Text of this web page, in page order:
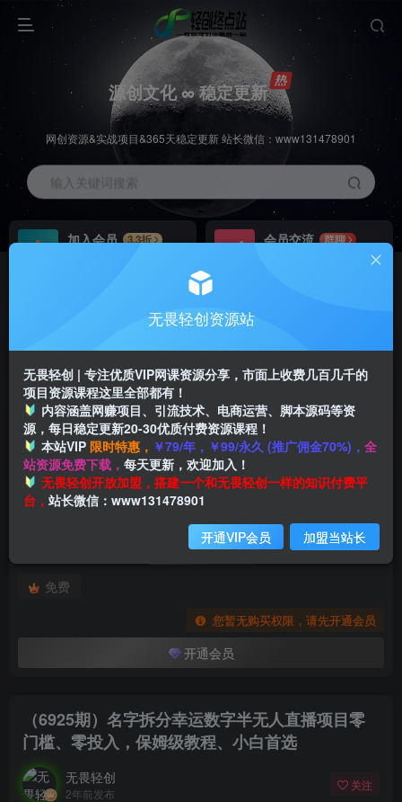
源创文化 ∞ 稳定更新
网创资源&实战项目&365天稳定更新 站长微信：www131478901
输入关键词搜索
加入会员
3.3折
会员交流
群聊
推广返佣高达70%
首页 创业课程 会员专属 正文
此内容为付费阅读，请付费后查看
会员专属资源
免费
您暂无购买权限，请先开通会员
开通会员
付费阅读
（6925期）名字拆分幸运数字半无人直播项目零
门槛、零投入，保姆级教程、小白首选
无畏轻创
2年前发布
关注
无畏轻创资源站
无畏轻创 | 专注优质VIP网课资源分享，市面上收费几百几千的
项目资源课程这里全部都有！
内容涵盖网赚项目、引流技术、电商运营、脚本源码等资
源，每日稳定更新20-30优质付费资源课程！
本站VIP 限时特惠， ￥79/年，￥99/永久 (推广佣金70%)， 全
站资源免费下载， 每天更新，欢迎加入！
无畏轻创开放加盟，搭建一个和无畏轻创一样的知识付费平
台， 站长微信：www131478901
开通VIP会员 加盟当站长